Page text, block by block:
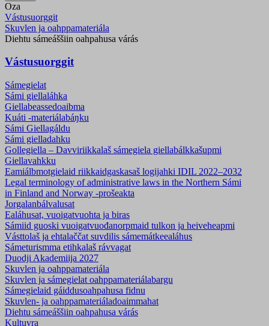
Oza
Vástusuorggit
Skuvlen ja oahppamateriála
Diehtu sámeáššiin oahpahusa várás
Vástusuorggit
Sámegielat
Sámi giellaláhka
Giellabeassedoaibma
Kuáti -materiálabáŋku
Sámi Giellagáldu
Sámi gielladahku
Gollegiella – Davviriikkalaš sámegiela giellabálkkašupmi
Giellavahkku
Eamiálbmotgielaid riikkaidgaskasaš logijahki IDIL 2022–2032
Legal terminology of administrative laws in the Northern Sámi
in Finland and Norway -prošeakta
Jorgalanbálvalusat
Ealáhusat, vuoigatvuohta ja biras
Sámiid guoski vuoigatvuođanorpmaid tulkon ja heiveheapmi
Vásttolaš ja ehtalaččat suvdilis sámemátkeealáhus
Sámeturismma etihkalaš rávvagat
Duodji Akademiija 2027
Skuvlen ja oahppamateriála
Skuvlen ja sámegielat oahppamateriálabargu
Sámegielaid gáiddusoahpahusa fidnu
Skuvlen- ja oahppamateriála­doaimmahat
Diehtu sámeáššiin oahpahusa várás
Kultuvra